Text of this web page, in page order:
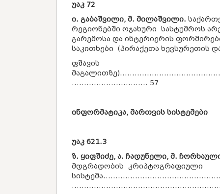
უაკ 72
ი. გაბაშვილი, მ. მილაშვილი.
რეგიონებში ოჯახური სასტუმროს
გარემოსა და ინტერიერის
საკითხები (პირაქეთა ხევსურეთის
ფშავის
............................... 57
ინფორმატიკა, მართვის სისტემები
უაკ 621.3
ზ. ყიფშიძე, ა. ჩადუნელი, მ.
მდგრადობის კრიპტოგრაფიული